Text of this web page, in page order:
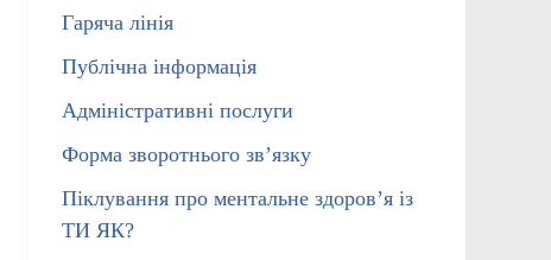
Гаряча лінія
Публічна інформація
Адміністративні послуги
Форма зворотнього зв’язку
Піклування про ментальне здоров’я із
ТИ ЯК?